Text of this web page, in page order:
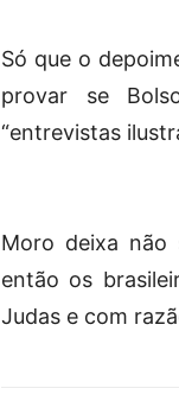
Só que o
provar se
“entrevistas
Moro deixa não
então os
Judas e com